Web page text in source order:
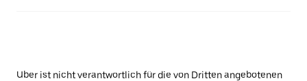
Uber ist nicht verantwortlich für die von Dritten angebotenen